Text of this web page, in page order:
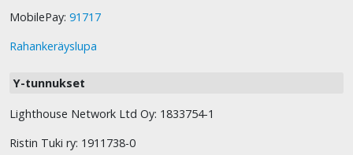
MobilePay: 91717
Rahankeräyslupa
Y-tunnukset
Lighthouse Network Ltd Oy: 1833754-1
Ristin Tuki ry: 1911738-0